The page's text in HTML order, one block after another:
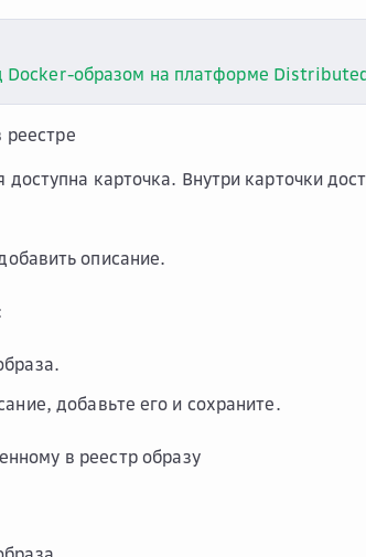
Docker-образом на платформе
доступна карточка. Внутри карточки
описание.
, добавьте его и сохраните.
в реестр образу